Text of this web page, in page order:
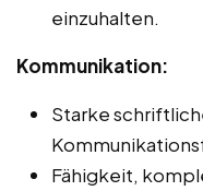
einzuhalten.
Kommunikation:
Starke
Fähigkeit,